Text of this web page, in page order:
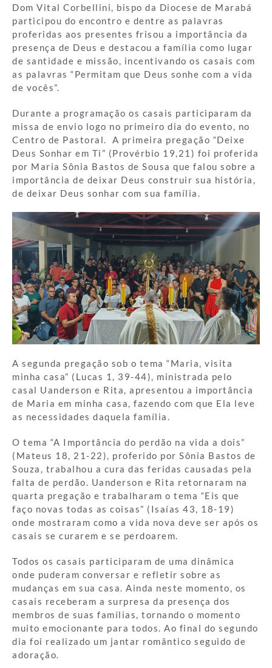
Dom Vital Corbellini, bispo da Diocese de Marabá
participou do encontro e dentre as palavras
proferidas aos presentes frisou a importância da
presença de Deus e destacou a família como lugar
de santidade e missão, incentivando os casais com
as palavras “Permitam que Deus sonhe com a vida
de vocês”.
Durante a programação os casais participaram da
missa de envio logo no primeiro dia do evento, no
Centro de Pastoral. A primeira pregação “Deixe
Deus Sonhar em Ti” (Provérbio 19,21) foi proferida
por Maria Sônia Bastos de Sousa que falou sobre a
importância de deixar Deus construir sua história,
de deixar Deus sonhar com sua família.
A segunda pregação sob o tema “Maria, visita
minha casa” (Lucas 1, 39-44), ministrada pelo
casal Uanderson e Rita, apresentou a importância
de Maria em minha casa, fazendo com que Ela leve
as necessidades daquela família.
O tema “A Importância do perdão na vida a dois”
(Mateus 18, 21-22), proferido por Sônia Bastos de
Souza, trabalhou a cura das feridas causadas pela
falta de perdão. Uanderson e Rita retornaram na
quarta pregação e trabalharam o tema “Eis que
faço novas todas as coisas” (Isaías 43, 18-19)
onde mostraram como a vida nova deve ser após os
casais se curarem e se perdoarem.
Todos os casais participaram de uma dinâmica
onde puderam conversar e refletir sobre as
mudanças em sua casa. Ainda neste momento, os
casais receberam a surpresa da presença dos
membros de suas famílias, tornando o momento
muito emocionante para todos. Ao final do segundo
dia foi realizado um jantar romântico seguido de
adoração.